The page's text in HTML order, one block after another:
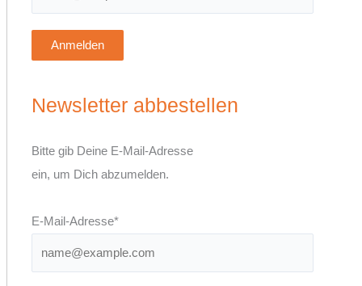
Anmelden
Newsletter abbestellen
Bitte gib Deine E-Mail-Adresse
ein, um Dich abzumelden.
E-Mail-Adresse*